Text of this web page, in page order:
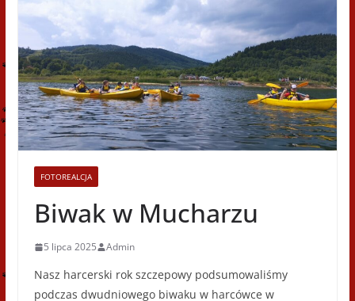
FOTOREALCJA
Biwak w Mucharzu
5 lipca 2025 Admin
Nasz harcerski rok szczepowy podsumowaliśmy
podczas dwudniowego biwaku w harcówce w